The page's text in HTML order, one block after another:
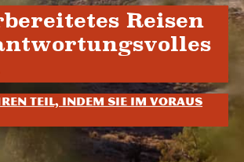
Reisen
Teil, indem Sie im Voraus